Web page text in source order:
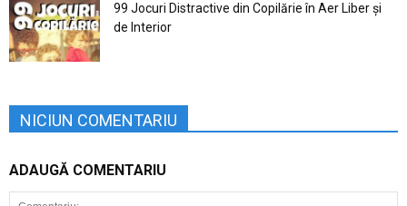
99 Jocuri Distractive din Copilărie în Aer Liber şi
de Interior
NICIUN COMENTARIU
ADAUGĂ COMENTARIU